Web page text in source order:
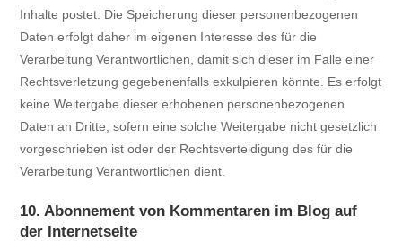
Inhalte postet. Die Speicherung dieser personenbezogenen
Daten erfolgt daher im eigenen Interesse des für die
Verarbeitung Verantwortlichen, damit sich dieser im Falle einer
Rechtsverletzung gegebenenfalls exkulpieren könnte. Es erfolgt
keine Weitergabe dieser erhobenen personenbezogenen
Daten an Dritte, sofern eine solche Weitergabe nicht gesetzlich
vorgeschrieben ist oder der Rechtsverteidigung des für die
Verarbeitung Verantwortlichen dient.
10. Abonnement von Kommentaren im Blog auf
der Internetseite